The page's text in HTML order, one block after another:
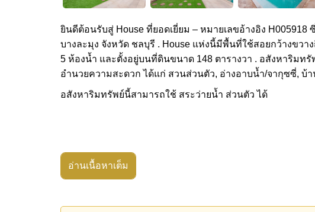
ยินดีต้อนรับสู่ House ที่ยอดเยี่ยม – หมายเลขอ้างอิง
บางละมุง จังหวัด ชลบุรี . House แห่งนี้มีพื้นที่ใช้สอยกว้างขวา
5 ห้องน้ำ และตั้งอยู่บนที่ดินขนาด 148 ตารางวา . อสังหาริมท
อำนวยความสะดวก ได้แก่ สวนส่วนตัว, อ่างอาบน้ำ/จากุซซี่, บ้
อสังหาริมทรัพย์นี้สามารถใช้ สระว่ายน้ำ ส่วนตัว ได้
อ่านเนื้อหาเต็ม